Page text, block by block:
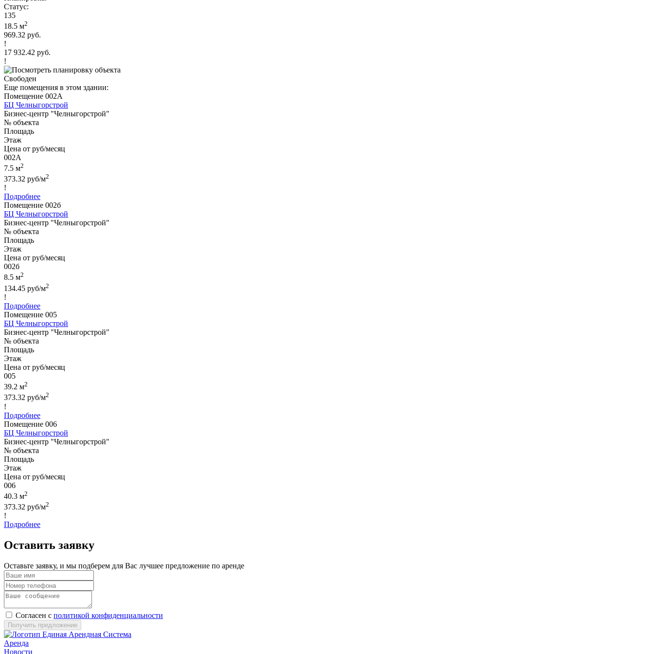
Статус:
135
18.5 м2
969.32 руб.
!
17 932.42 руб.
!
Свободен
Еще помещения в этом здании:
Помещение 002А
БЦ Челныгорстрой
Бизнес-центр "Челныгорстрой"
№ объекта
Площадь
Этаж
Цена от руб/месяц
002А
7.5 м2
373.32 руб/м2
!
Подробнее
Помещение 002б
БЦ Челныгорстрой
Бизнес-центр "Челныгорстрой"
№ объекта
Площадь
Этаж
Цена от руб/месяц
002б
8.5 м2
134.45 руб/м2
!
Подробнее
Помещение 005
БЦ Челныгорстрой
Бизнес-центр "Челныгорстрой"
№ объекта
Площадь
Этаж
Цена от руб/месяц
005
39.2 м2
373.32 руб/м2
!
Подробнее
Помещение 006
БЦ Челныгорстрой
Бизнес-центр "Челныгорстрой"
№ объекта
Площадь
Этаж
Цена от руб/месяц
006
40.3 м2
373.32 руб/м2
!
Подробнее
Оставить заявку
Оставьте заявку, и мы подберем для Вас лучшее предложение по аренде
Согласен с политикой конфиденциальности
Получить предложение
Аренда
Новости